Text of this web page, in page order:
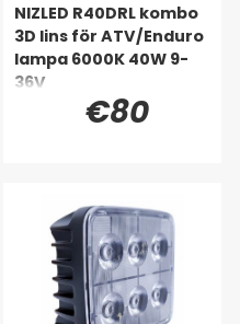
NIZLED R40DRL kombo
3D lins för ATV/Enduro
lampa 6000K 40W 9-
36V
€80